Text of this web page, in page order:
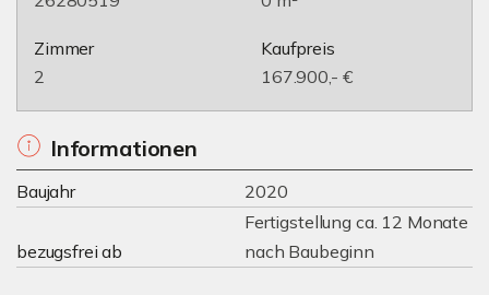
Zimmer
2
Kaufpreis
167.900,- €
Informationen
Baujahr 2020
bezugsfrei ab
Fertigstellung ca. 12 Monate
nach Baubeginn